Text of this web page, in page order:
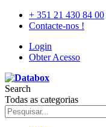
+ 351 21 430 84 00
Contacte-nos !
Login
Obter Acesso
Search
Todas as categorias